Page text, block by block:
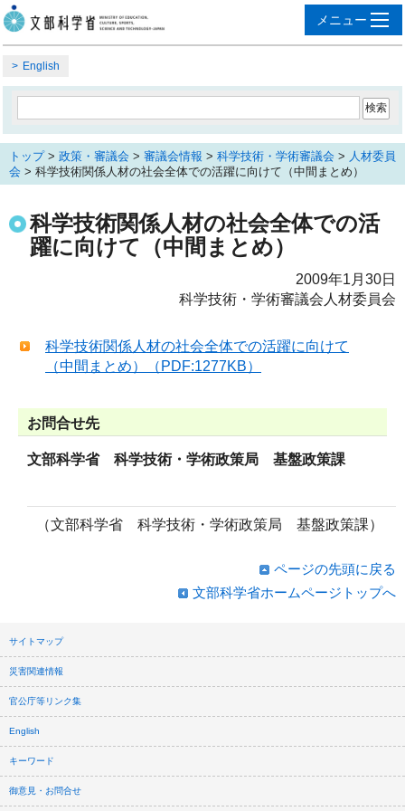
English
トップ> 政策・審議会 > 審議会情報 > 科学技術・学術審議会 > 人材委員
会 > 科学技術関係人材の社会全体での活躍に向けて（中間まとめ）
科学技術関係人材の社会全体での活
躍に向けて（中間まとめ）
2009年1月30日
科学技術・学術審議会人材委員会
科学技術関係人材の社会全体での活躍に向けて
（中間まとめ）（PDF:1277KB）
お問合せ先
文部科学省 科学技術・学術政策局 基盤政策課
（文部科学省 科学技術・学術政策局 基盤政策課）
ページの先頭に戻る
文部科学省ホームページトップへ
サイトマップ
災害関連情報
官公庁等リンク集
English
キーワード
御意見・お問合せ